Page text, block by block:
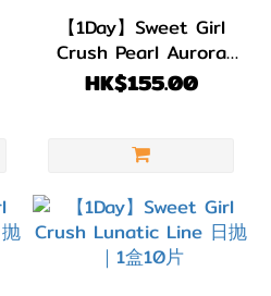
【1Day】Sweet Girl
Crush Pearl Aurora
日抛｜1盒10片
HK$155.00